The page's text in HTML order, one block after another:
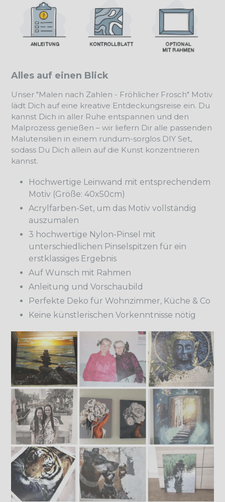
Alles auf einen Blick
Unser "Malen nach Zahlen - Fröhlicher Frosch" Motiv
lädt Dich auf eine kreative Entdeckungsreise ein. Du
kannst Dich in aller Ruhe entspannen und den
Malprozess genießen – wir liefern Dir alle passenden
Malutensilien in einem rundum-sorglos DIY Set,
sodass Du Dich allein auf die Kunst konzentrieren
kannst.
Hochwertige Leinwand mit entsprechendem
Motiv (Größe: 40x50cm)
Acrylfarben-Set, um das Motiv vollständig
auszumalen
3 hochwertige Nylon-Pinsel mit
unterschiedlichen Pinselspitzen für ein
erstklassiges Ergebnis
Auf Wunsch mit Rahmen
Anleitung und Vorschaubild
Perfekte Deko für Wohnzimmer, Küche & Co
Keine künstlerischen Vorkenntnisse nötig